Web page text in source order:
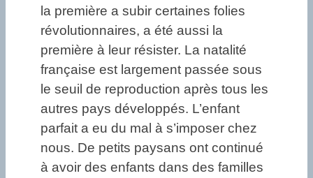
la première a subir certaines folies
révolutionnaires, a été aussi la
première à leur résister. La natalité
française est largement passée sous
le seuil de reproduction après tous les
autres pays développés. L’enfant
parfait a eu du mal à s’imposer chez
nous. De petits paysans ont continué
à avoir des enfants dans des familles